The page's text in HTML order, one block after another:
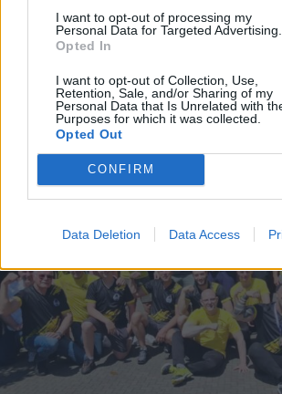
I want to opt-out of processing my
Personal Data for Targeted Advertising.
Opted In
I want to opt-out of Collection, Use,
Retention, Sale, and/or Sharing of my
Personal Data that Is Unrelated with
Purposes for which it was collected.
Opted Out
CONFIRM
Data Deletion Data Access
NOVARESE
Tre elicotteri nella maxi
operazione dei
Borgo Ticino e Oleggio